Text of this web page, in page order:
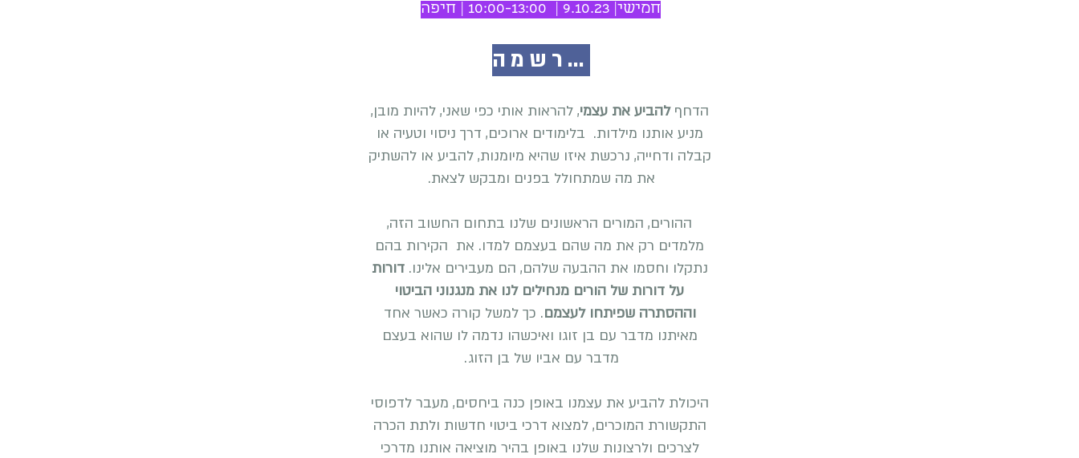
חמישי| 9.10.23 | 10:00-13:00 | חיפה
להרשמה
הדחףלהביע את עצמי, להראות אותי כפי שאני, להיות מובן,
מניע אותנו מילדות. בלימודים ארוכים, דרך ניסוי וטעיה או
קבלה ודחייה, נרכשת איזו שהיא מיומנות, להביע או להשתיק
את מה שמתחולל בפנים ומבקש לצאת.
ההורים, המורים הראשונים שלנו בתחום החשוב הזה,
מלמדים רק את מה שהם בעצמם למדו. את הקירות בהם
נתקלו וחסמו את ההבעה שלהם, הם מעבירים אלינו.דורות
על דורות של הורים מנחילים לנו את מנגנוני הביטוי
וההסתרה שפיתחו לעצמם. כך למשל קורה כאשר אחד
מאיתנו מדבר עם בן זוגו ואיכשהו נדמה לו שהוא בעצם
מדבר עם אביו של בן הזוג.
היכולת להביע את עצמנו באופן כנה ביחסים, מעבר לדפוסי
התקשורת המוכרים, למצוא דרכי ביטוי חדשות ולתת הכרה
לצרכים ולרצונות שלנו באופן בהיר מוציאה אותנו מדרכי